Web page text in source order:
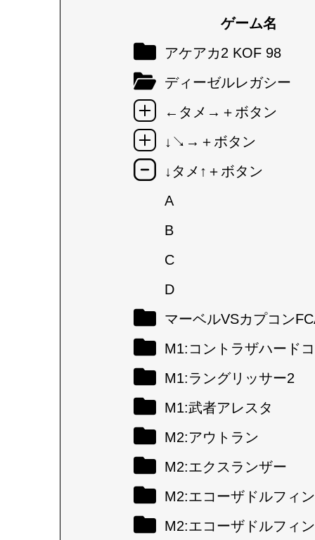
ゲーム名
アケアカ2 KOF 98
ディーゼルレガシー
←タメ→＋ボタン
↓↘→＋ボタン
↓タメ↑＋ボタン
A
B
C
D
マーベルVSカプコン
M1:コントラザハード
M1:ラングリッサー2
M1:武者アレスタ
M2:アウトラン
M2:エクスランザー
M2:エコーザドルフィン
M2:エコーザドルフィ